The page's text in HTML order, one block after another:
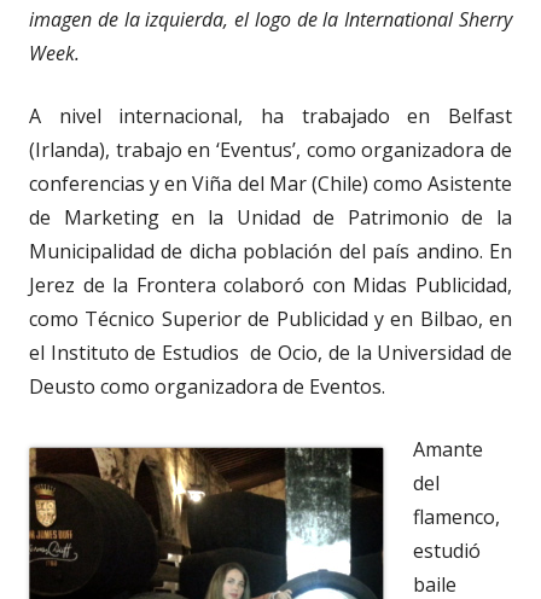
imagen de la izquierda, el logo de la International Sherry
Week.
A nivel internacional, ha trabajado en Belfast
(Irlanda), trabajo en ‘Eventus’, como organizadora de
conferencias y en Viña del Mar (Chile) como Asistente
de Marketing en la Unidad de Patrimonio de la
Municipalidad de dicha población del país andino. En
Jerez de la Frontera colaboró con Midas Publicidad,
como Técnico Superior de Publicidad y en Bilbao, en
el Instituto de Estudios de Ocio, de la Universidad de
Deusto como organizadora de Eventos.
Amante
del
flamenco,
estudió
baile